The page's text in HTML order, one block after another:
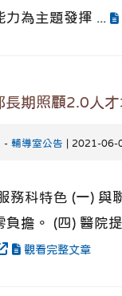
力為主題發揮 ...
長期照顧2.0人
-輔導室公告 | 2021-06-
務科特色 (一) 與
負擔。 (四) 醫院
觀看完整文章